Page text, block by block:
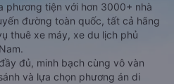
phương tiện với hơn 3000+ nhà
đường toàn quốc, tất cả hãng
thuê xe máy, xe du lịch phủ
đủ, minh bạch cùng vô vàn
và lựa chọn phương án di